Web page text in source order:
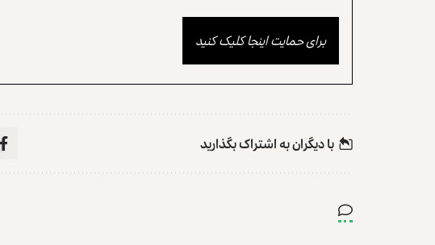
برای حمایت اینجا کلیک کنید
با دیگران به‌‌ اشتراک بگذارید